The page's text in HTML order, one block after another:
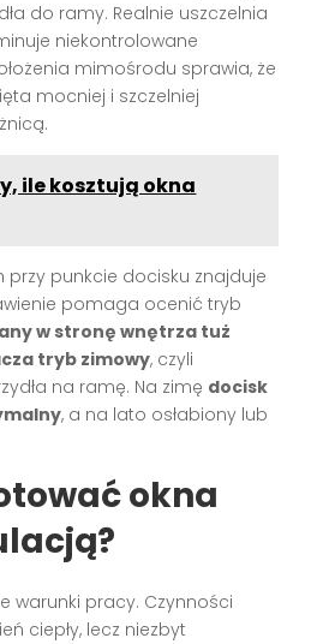
do ramy. Realnie uszczelnia
niekontrolowane
mimośrodu sprawia, że
mocniej i szczelniej
ile kosztują okna
przy punkcie docisku znajduje
pomaga ocenić tryb
w stronę wnętrza tuż
tryb zimowy, czyli
na ramę. Na zimę docisk
, a na lato osłabiony lub
okna
warunki pracy. Czynności
ciepły, lecz niezbyt